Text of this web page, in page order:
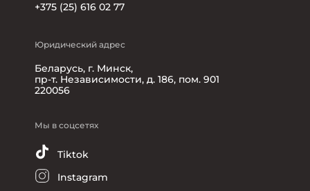
+375 (25) 616 02 77
Юридический адрес
Беларусь, г. Минск,
пр-т. Независимости, д. 186, пом. 901
220056
Мы в соцсетях
Tiktok
Instagram